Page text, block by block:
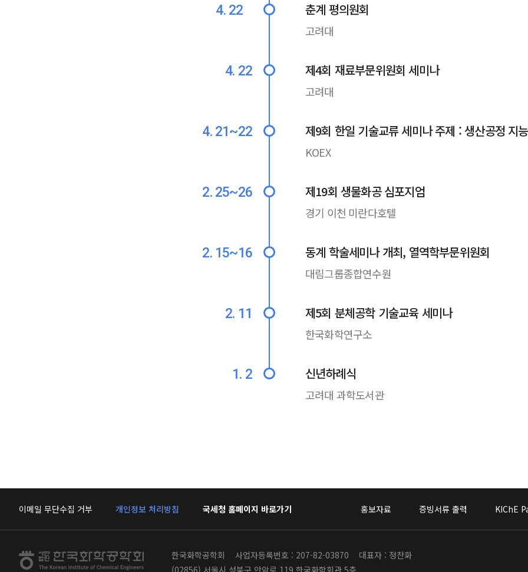
4. 22 춘계 평의원회
고려대
4. 22 제4회 재료부문위원회 세미나
고려대
4. 21~22 제9회 한일 기술교류 세미나 주제 : 생산공정 지
KOEX
2. 25~26 제19회 생물화공 심포지엄
경기 이천 미란다호텔
2. 15~16 동계 학술세미나 개최, 열역학부문위원회
대림그룹종합연수원
2. 11 제5회 분체공학 기술교육 세미나
한국화학연구소
1. 2 신년하례식
고려대 과학도서관
이메일 무단수집 거부 개인정보 처리방침 국세청 홈페이지 바로가기 홍보자료 증빙서류 출력 KIChE
한국화학공학회 사업자등록번호 : 207-82-03870
대표자 : 정찬화
(02856) 서울시 성북구 안암로 119 한국화학회관 5층